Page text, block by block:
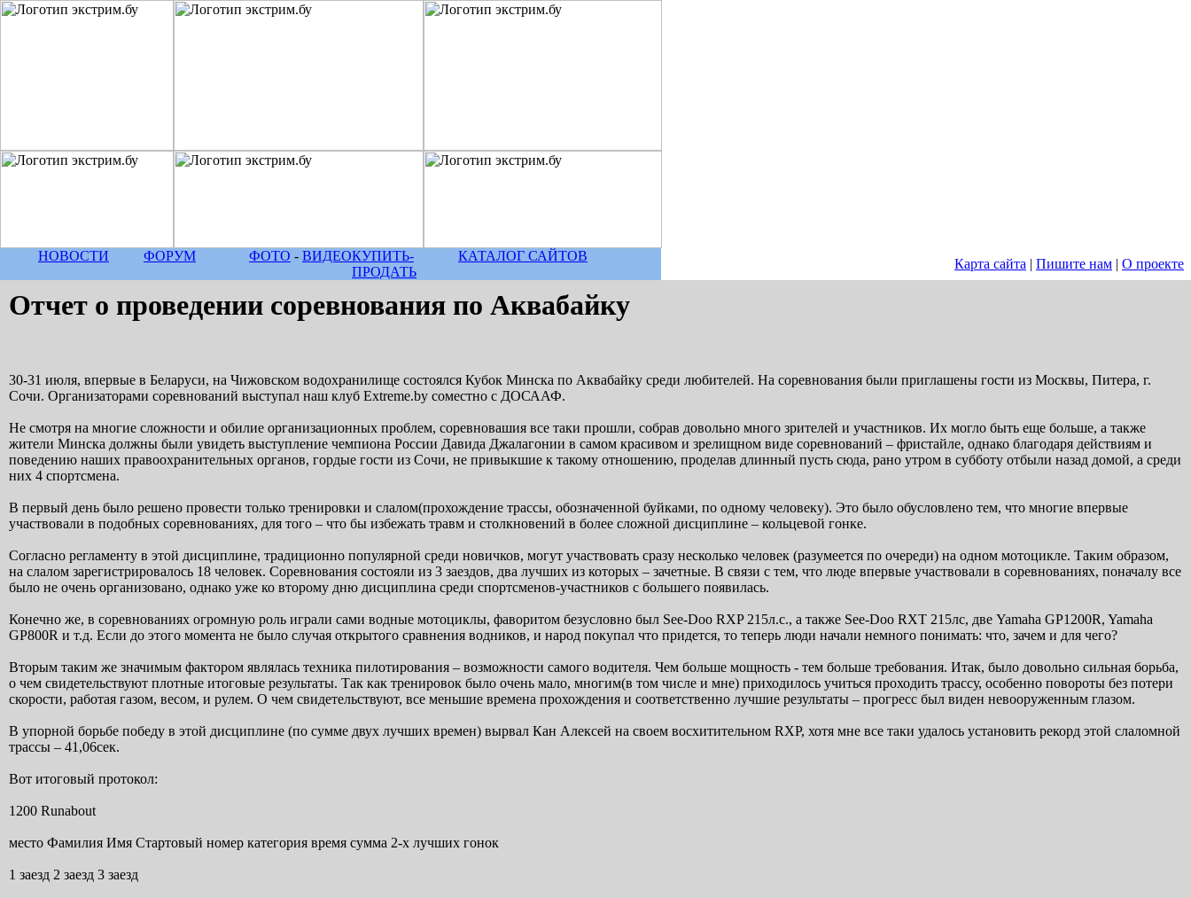
НОВОСТИ ФОРУМ ФОТО - ВИДЕОКУПИТЬ-
ПРОДАТЬ
КАТАЛОГ САЙТОВ
Карта сайта | Пишите нам | О проекте
Отчет о проведении соревнования по Аквабайку
30-31 июля, впервые в Беларуси, на Чижовском водохранилище состоялся Кубок Минска по Аквабайку среди любителей. На соревнования были приглашены гости из Москвы, Питера, г.
Сочи. Организаторами соревнований выступал наш клуб Extreme.by соместно с ДОСААФ.
Не смотря на многие сложности и обилие организационных проблем, соревновашия все таки прошли, собрав довольно много зрителей и участников. Их могло быть еще больше, а также
жители Минска должны были увидеть выступление чемпиона России Давида Джалагонии в самом красивом и зрелищном виде соревнований – фристайле, однако благодаря действиям и
поведению наших правоохранительных органов, гордые гости из Сочи, не привыкшие к такому отношению, проделав длинный пусть сюда, рано утром в субботу отбыли назад домой, а среди
них 4 спортсмена.
В первый день было решено провести только тренировки и слалом(прохождение трассы, обозначенной буйками, по одному человеку). Это было обусловлено тем, что многие впервые
участвовали в подобных соревнованиях, для того – что бы избежать травм и столкновений в более сложной дисциплине – кольцевой гонке.
Согласно регламенту в этой дисциплине, традиционно популярной среди новичков, могут участвовать сразу несколько человек (разумеется по очереди) на одном мотоцикле. Таким образом,
на слалом зарегистрировалось 18 человек. Соревнования состояли из 3 заездов, два лучших из которых – зачетные. В связи с тем, что люде впервые участвовали в соревнованиях, поначалу все
было не очень организовано, однако уже ко второму дню дисциплина среди спортсменов-участников с большего появилась.
Конечно же, в соревнованиях огромную роль играли сами водные мотоциклы, фаворитом безусловно был See-Doo RXP 215л.с., а также See-Doo RXT 215лс, две Yamaha GP1200R, Yamaha
GP800R и т.д. Если до этого момента не было случая открытого сравнения водников, и народ покупал что придется, то теперь люди начали немного понимать: что, зачем и для чего?
Вторым таким же значимым фактором являлась техника пилотирования – возможности самого водителя. Чем больше мощность - тем больше требования. Итак, было довольно сильная борьба,
о чем свидетельствуют плотные итоговые результаты. Так как тренировок было очень мало, многим(в том числе и мне) приходилось учиться проходить трассу, особенно повороты без потери
скорости, работая газом, весом, и рулем. О чем свидетельствуют, все меньшие времена прохождения и соответственно лучшие результаты – прогресс был виден невооруженным глазом.
В упорной борьбе победу в этой дисциплине (по сумме двух лучших времен) вырвал Кан Алексей на своем восхитительном RXP, хотя мне все таки удалось установить рекорд этой слаломной
трассы – 41,06сек.
Вот итоговый протокол:
1200 Runabout
место Фамилия Имя Стартовый номер категория время сумма 2-х лучших гонок
1 заезд 2 заезд 3 заезд